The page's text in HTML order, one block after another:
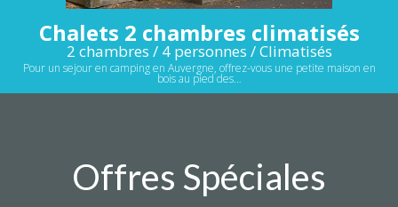
Chalets 2 chambres climatisés
2 chambres / 4 personnes / Climatisés
Pour un sejour en camping en Auvergne, offrez-vous une petite maison en
bois au pied des…
Offres Spéciales